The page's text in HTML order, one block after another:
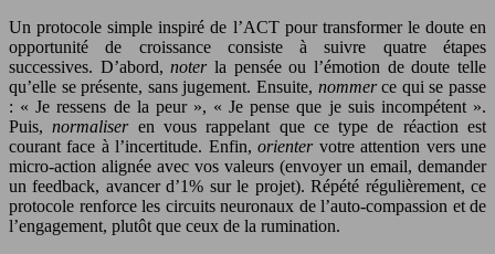
Un protocole simple inspiré de l’ACT pour transformer le doute en
opportunité de croissance consiste à suivre quatre étapes
successives. D’abord,noterla pensée ou l’émotion de doute telle
qu’elle se présente, sans jugement. Ensuite, nommerce qui se passe
: « Je ressens de la peur », « Je pense que je suis incompétent ».
Puis,normaliseren vous rappelant que ce type de réaction est
courant face à l’incertitude. Enfin,orientervotre attention vers une
micro-action alignée avec vos valeurs (envoyer un email, demander
un feedback, avancer d’1% sur le projet). Répété régulièrement, ce
protocole renforce les circuits neuronaux de l’auto-compassion et de
l’engagement, plutôt que ceux de la rumination.